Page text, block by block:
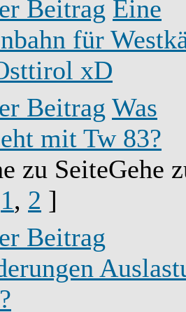
Eine
für
xD
Was
mit Tw 83?
Gehe
1, 2 ]